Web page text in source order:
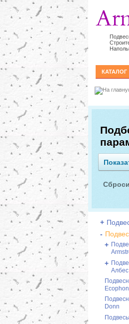
КАТАЛОГ
+
-
+
+
Албес
Ecophon
Donn
Подвесы